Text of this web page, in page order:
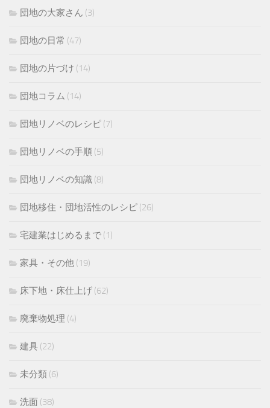
団地の大家さん (3)
団地の日常 (47)
団地の片づけ (14)
団地コラム (14)
団地リノベのレシピ (7)
団地リノベの手順 (5)
団地リノベの知識 (8)
団地移住・団地活性のレシピ (26)
宅建業はじめるまで (1)
家具・その他 (19)
床下地・床仕上げ (62)
廃棄物処理 (4)
建具 (22)
未分類 (6)
洗面 (38)